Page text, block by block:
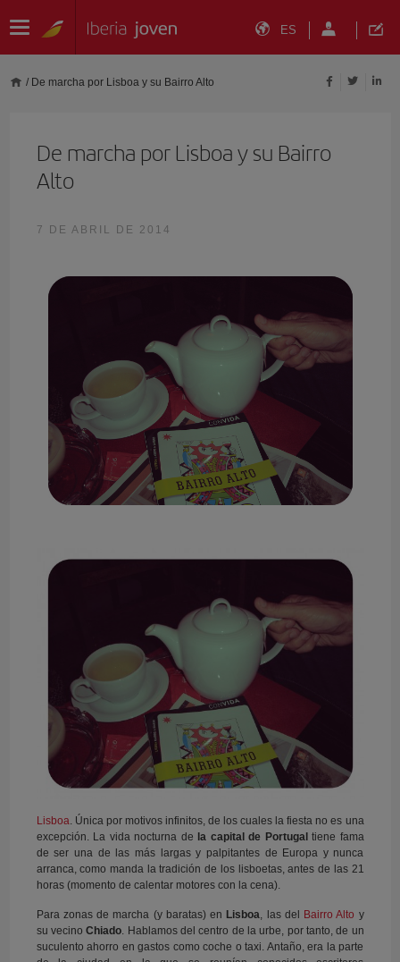
ES
/ De marcha por Lisboa y su Bairro Alto
De marcha por Lisboa y su Bairro
Alto
7 DE ABRIL DE 2014
Lisboa . Única por motivos infinitos, de los cuales la fiesta no es una
excepción. La vida nocturna de la capital de Portugaltiene fama
de ser una de las más largas y palpitantes de Europa y nunca
arranca, como manda la tradición de los lisboetas, antes de las 21
horas (momento de calentar motores con la cena).
Para zonas de marcha (y baratas) en Lisboa , las del Bairro Alto y
su vecinoChiado . Hablamos del centro de la urbe, por tanto, de un
suculento ahorro en gastos como coche o taxi. Antaño, era la parte